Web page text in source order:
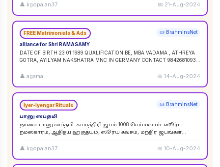
👤 kgopalan37 📅 21-Aug-2024
FREE Matrimonials & Ads 📜 BrahminsNet
alliance for Shri RAMASAMY
DATE OF BIRTH 23 01 1989 QUALIFICATION BE, MBA VADAMA , ATHREYA
GOTRA, AYILYAM NAKSHATRA MNC IN GERMANY CONTACT 9842681093 /
👤 agama 📅14-Aug-2024
Iyer-Iyengar Rituals 📜 BrahminsNet
பானு ஸப்தமி
நாளை பானு ஸப்தமி. காயத்திரி ஜபம் 1008 செய்யலாம். ஸூர்ய
நமஸ்காரம், ஆதித்ய ஹ்ருத்யம், ஸூர்ய கவசம், மந்திர ஜபங்கள்
👤 kgopalan37 📅10-Aug-2024